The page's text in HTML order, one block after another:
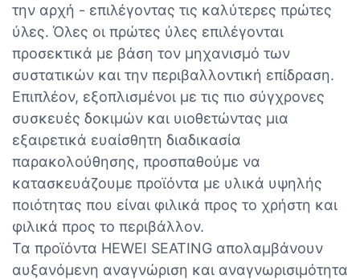
την αρχή - επιλέγοντας τις καλύτερες πρώτες
ύλες. Όλες οι πρώτες ύλες επιλέγονται
προσεκτικά με βάση τον μηχανισμό των
συστατικών και την περιβαλλοντική επίδραση.
Επιπλέον, εξοπλισμένοι με τις πιο σύγχρονες
συσκευές δοκιμών και υιοθετώντας μια
εξαιρετικά ευαίσθητη διαδικασία
παρακολούθησης, προσπαθούμε να
κατασκευάζουμε προϊόντα με υλικά υψηλής
ποιότητας που είναι φιλικά προς το χρήστη και
φιλικά προς το περιβάλλον.
Τα προϊόντα HEWEI SEATING απολαμβάνουν
αυξανόμενη αναγνώριση και αναγνωρισιμότητα